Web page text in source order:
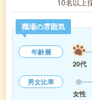
10名以上
職場の雰囲気
年齢層
20代
男女比率
女性